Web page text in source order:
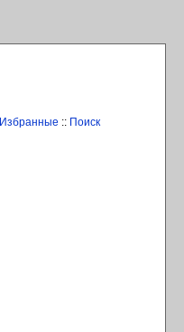
Избранные :: Поиск